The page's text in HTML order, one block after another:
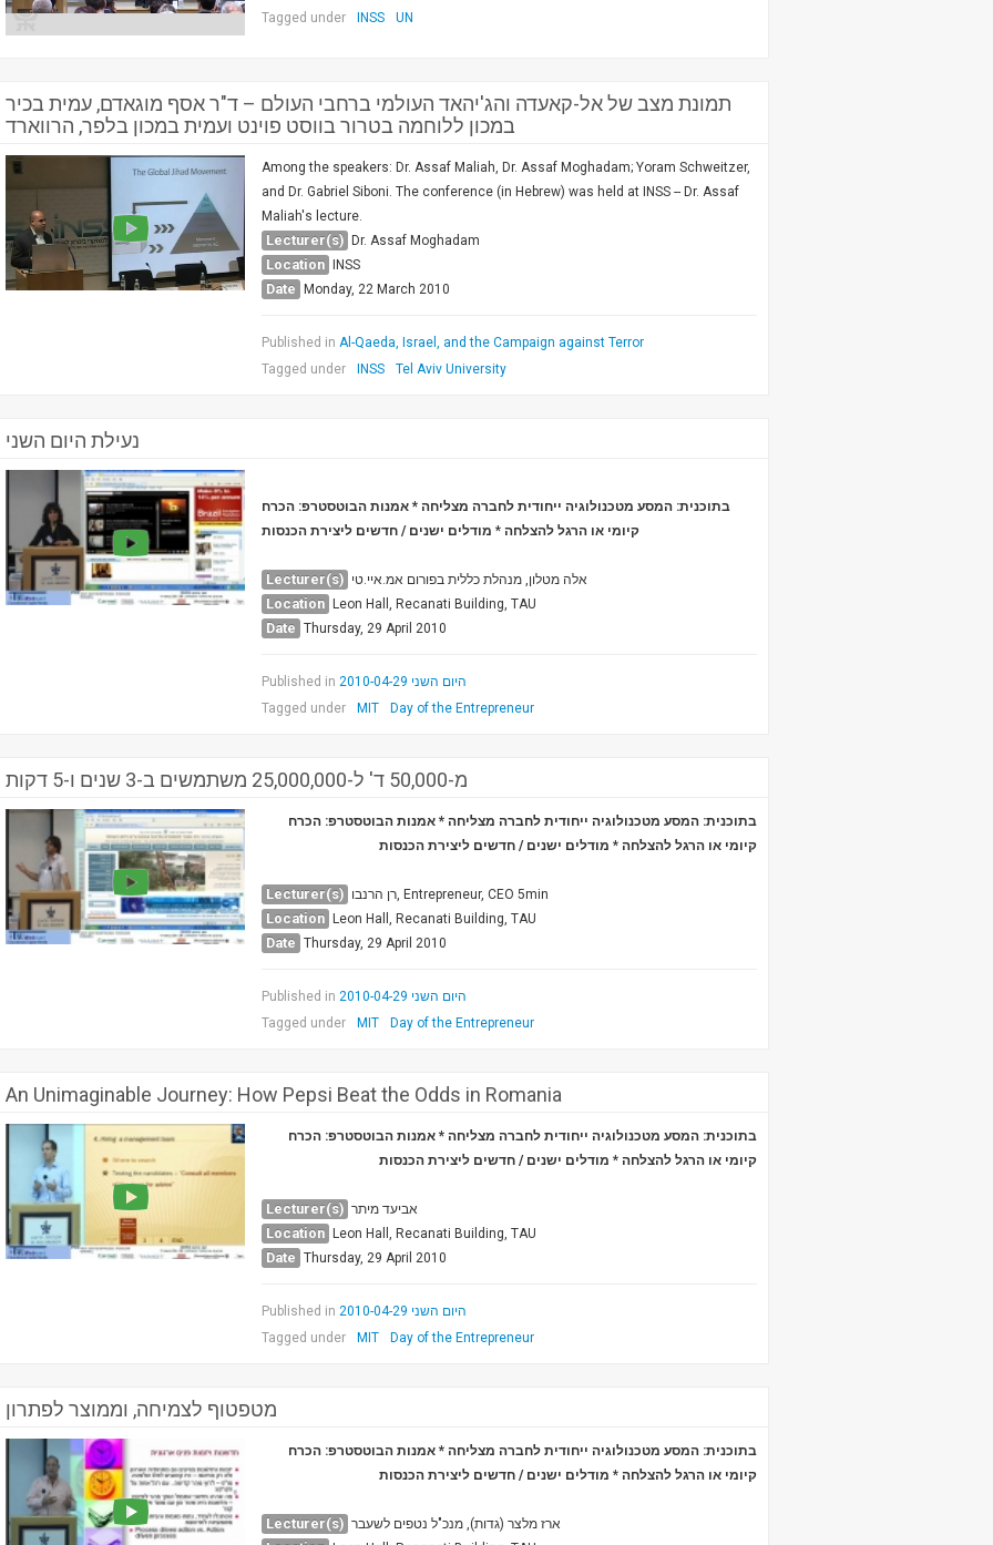
Tagged under
INSS UN
תמונת מצב של אל-קאעדה והג'יהאד העולמי ברחבי העולם – ד"ר אסף מוגאדם, עמית בכיר
במכון ללוחמה בטרור בווסט פוינט ועמית במכון בלפר, הרווארד
Among the speakers: Dr. Assaf Maliah, Dr. Assaf Moghadam; Yoram Schweitzer,
and Dr. Gabriel Siboni. The conference (in Hebrew) was held at INSS -- Dr. Assaf
Maliah's lecture.
Lecturer(s) Dr. Assaf Moghadam
Location INSS
Date Monday, 22 March 2010
Published in Al-Qaeda, Israel, and the Campaign against Terror
Tagged under
INSS Tel Aviv University
נעילת היום השני
בתוכנית: המסע מטכנולוגיה ייחודית לחברה מצליחה *אמנות הבוטסטרפ: הכרח
קיומי או הרגל להצלחה* מודלים ישנים / חדשים ליצירת הכנסות
Lecturer(s) אלה מטלון, מנהלת כללית בפורום אמ.איי.טי
Location Leon Hall, Recanati Building, TAU
Date Thursday, 29 April 2010
Published in
היום השני 2010-04-29
Tagged under
MIT Day of the Entrepreneur
מ-50,000 ד' ל-25,000,000 משתמשים ב-3 שנים ו-5 דקות
בתוכנית: המסע מטכנולוגיה ייחודית לחברה מצליחה *אמנות הבוטסטרפ: הכרח
קיומי או הרגל להצלחה* מודלים ישנים / חדשים ליצירת הכנסות
Lecturer(s) רן הרנבו, Entrepreneur, CEO 5min
Location Leon Hall, Recanati Building, TAU
Date Thursday, 29 April 2010
Published in
היום השני 2010-04-29
Tagged under
MIT Day of the Entrepreneur
An Unimaginable Journey: How Pepsi Beat the Odds in Romania
בתוכנית: המסע מטכנולוגיה ייחודית לחברה מצליחה *אמנות הבוטסטרפ: הכרח
קיומי או הרגל להצלחה* מודלים ישנים / חדשים ליצירת הכנסות
Lecturer(s) אביעד מיתר
Location Leon Hall, Recanati Building, TAU
Date Thursday, 29 April 2010
Published in
היום השני 2010-04-29
Tagged under
MIT Day of the Entrepreneur
מטפטוף לצמיחה, וממוצר לפתרון
בתוכנית: המסע מטכנולוגיה ייחודית לחברה מצליחה *אמנות הבוטסטרפ: הכרח
קיומי או הרגל להצלחה* מודלים ישנים / חדשים ליצירת הכנסות
Lecturer(s) ארז מלצר (גדות), מנכ"ל נטפים לשעבר